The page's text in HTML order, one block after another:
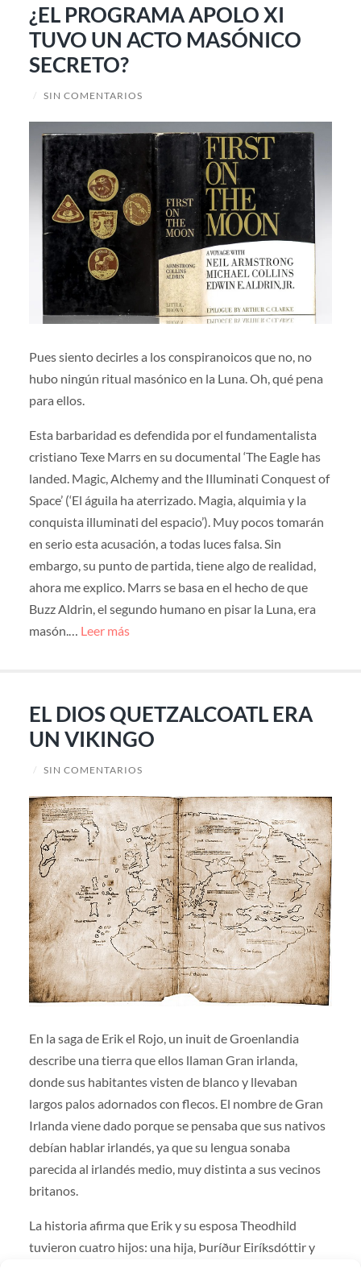
¿EL PROGRAMA APOLO XI
TUVO UN ACTO MASÓNICO
SECRETO?
/ SIN COMENTARIOS
Pues siento decirles a los conspiranoicos que no, no
hubo ningún ritual masónico en la Luna. Oh, qué pena
para ellos.
Esta barbaridad es defendida por el fundamentalista
cristiano Texe Marrs en su documental ‘The Eagle has
landed. Magic, Alchemy and the Illuminati Conquest of
Space’ (‘El águila ha aterrizado. Magia, alquimia y la
conquista illuminati del espacio’). Muy pocos tomarán
en serio esta acusación, a todas luces falsa. Sin
embargo, su punto de partida, tiene algo de realidad,
ahora me explico. Marrs se basa en el hecho de que
Buzz Aldrin, el segundo humano en pisar la Luna, era
masón.… Leer más
EL DIOS QUETZALCOATL ERA
UN VIKINGO
/ SIN COMENTARIOS
En la saga de Erik el Rojo, un inuit de Groenlandia
describe una tierra que ellos llaman Gran irlanda,
donde sus habitantes visten de blanco y llevaban
largos palos adornados con flecos. El nombre de Gran
Irlanda viene dado porque se pensaba que sus nativos
debían hablar irlandés, ya que su lengua sonaba
parecida al irlandés medio, muy distinta a sus vecinos
britanos.
La historia afirma que Erik y su esposa Theodhild
tuvieron cuatro hijos: una hija, Þuríður Eiríksdóttir y